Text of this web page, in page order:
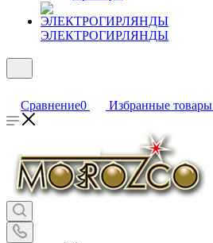
ЭЛЕКТРОГИРЛЯНДЫ
Сравнение0 Избранные товары